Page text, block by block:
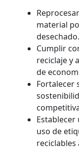
material
desechado.
Cumplir
reciclaje y
de
Fortalecer
uso de
reciclables